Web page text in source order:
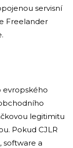
servisní
Freelander
evropského
legitimitu
Pokud CJLR
software a